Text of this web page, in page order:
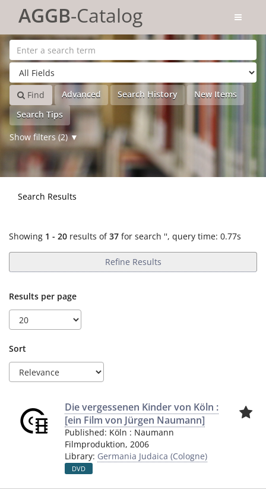
for search '
AGGB-Catalog
Find Advanced Search History
New Items
Search Tips
Show filters (2)
Search Results
Showing 1 - 20 results of37 for search '', query time: 0.77s
Refine Results
Results per page
Sort
Die vergessenen Kinder von Köln :
[ein Film von Jürgen Naumann]
Published: Köln : Naumann
Filmproduktion, 2006
Library: Germania Judaica (Cologne)
DVD